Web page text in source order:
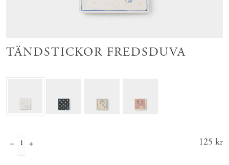
TÄNDSTICKOR FREDSDUVA
Pris :
125 kr